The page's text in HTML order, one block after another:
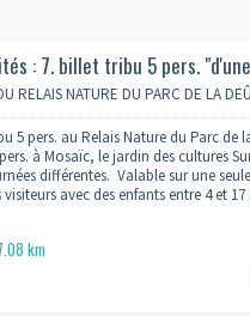
: 7. billet tribu 5 pers.
RELAIS NATURE DU PARC DE LA
5 pers. au Relais Nature du Parc de
à Mosaïc, le jardin des cultures
différentes. Valable sur une
avec des enfants entre 4 et
km